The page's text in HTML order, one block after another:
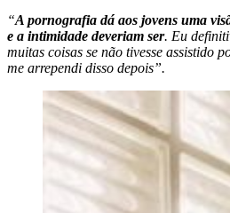
“A pornografia dá aos jovens uma
e a intimidade deveriam ser. Eu
muitas coisas se não tivesse assistido
me arrependi disso depois”.